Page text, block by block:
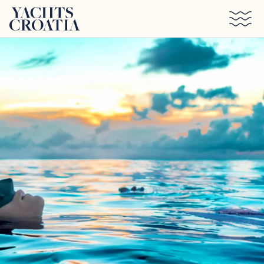
Saltar al contenido principal